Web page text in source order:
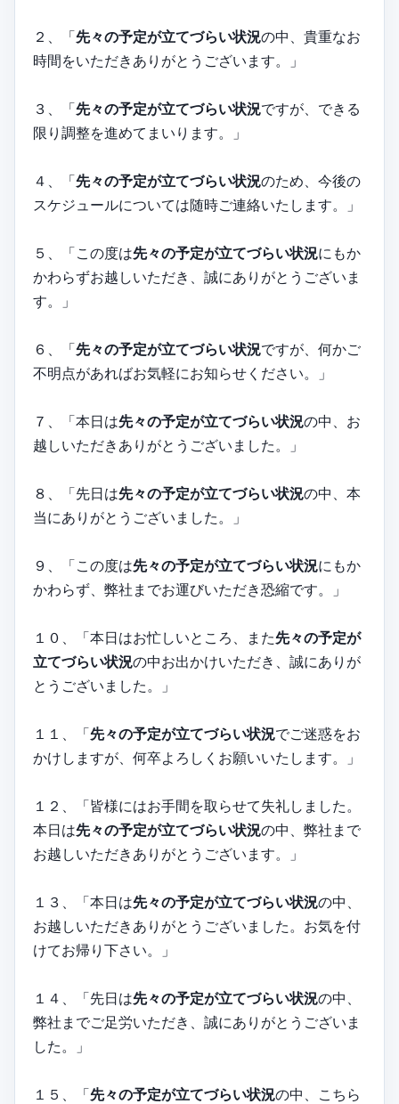
２、「先々の予定が立てづらい状況の中、貴重なお
時間をいただきありがとうございます。」
３、「先々の予定が立てづらい状況ですが、できる
限り調整を進めてまいります。」
４、「先々の予定が立てづらい状況のため、今後の
スケジュールについては随時ご連絡いたします。」
５、「この度は先々の予定が立てづらい状況にもか
かわらずお越しいただき、誠にありがとうございま
す。」
６、「先々の予定が立てづらい状況ですが、何かご
不明点があればお気軽にお知らせください。」
７、「本日は先々の予定が立てづらい状況の中、お
越しいただきありがとうございました。」
８、「先日は先々の予定が立てづらい状況の中、本
当にありがとうございました。」
９、「この度は先々の予定が立てづらい状況にもか
かわらず、弊社までお運びいただき恐縮です。」
１０、「本日はお忙しいところ、また先々の予定が
立てづらい状況の中お出かけいただき、誠にありが
とうございました。」
１１、「先々の予定が立てづらい状況でご迷惑をお
かけしますが、何卒よろしくお願いいたします。」
１２、「皆様にはお手間を取らせて失礼しました。
本日は先々の予定が立てづらい状況の中、弊社まで
お越しいただきありがとうございます。」
１３、「本日は先々の予定が立てづらい状況の中、
お越しいただきありがとうございました。お気を付
けてお帰り下さい。」
１４、「先日は先々の予定が立てづらい状況の中、
弊社までご足労いただき、誠にありがとうございま
した。」
１５、「先々の予定が立てづらい状況の中、こちら